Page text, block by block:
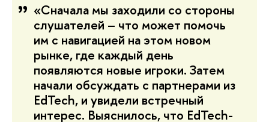
«Сначала мы заходили со стороны
слушателей – что может помочь
им с навигацией на этом новом
рынке, где каждый день
появляются новые игроки. Затем
начали обсуждать с партнерами из
EdTech, и увидели встречный
интерес. Выяснилось, что EdTech-